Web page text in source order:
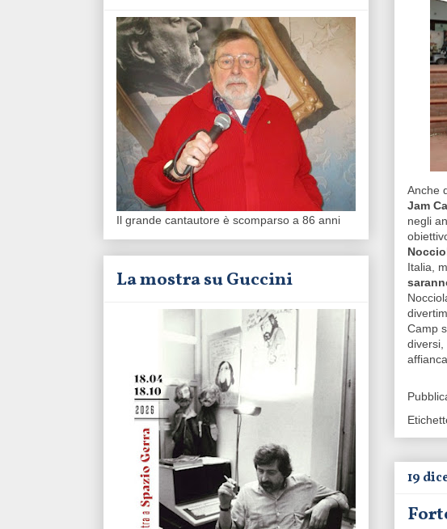
Anche
Jam
negli
Italia,
Camp
diversi,
19
Il grande cantautore è scomparso a 86 anni
La mostra su Guccini